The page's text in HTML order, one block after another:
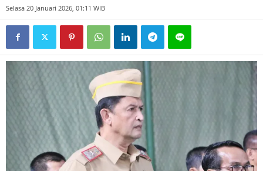
Selasa 20 Januari 2026, 01:11 WIB